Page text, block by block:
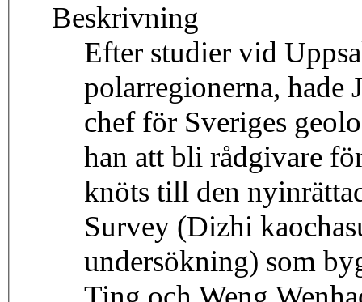
Beskrivning
Efter studier vid
polarregionerna, hade
chef för Sveriges
han att bli rådgivare
knöts till den
Survey (Dizhi
undersökning) som